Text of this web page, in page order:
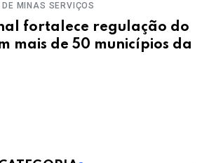
DE MINAS SERVIÇOS
fortalece regulação do
mais de 50 municípios da